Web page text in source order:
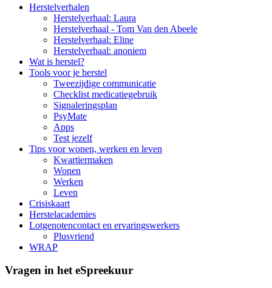
Side
Navigation
Herstelverhalen
Herstelverhaal: Laura
Herstelverhaal - Tom Van den Abeele
Herstelverhaal: Eline
Herstelverhaal: anoniem
Wat is herstel?
Tools voor je herstel
Tweezijdige communicatie
Checklist medicatiegebruik
Signaleringsplan
PsyMate
Apps
Test jezelf
Tips voor wonen, werken en leven
Kwartiermaken
Wonen
Werken
Leven
Crisiskaart
Herstelacademies
Lotgenotencontact en ervaringswerkers
Plusvriend
WRAP
Vragen in het eSpreekuur